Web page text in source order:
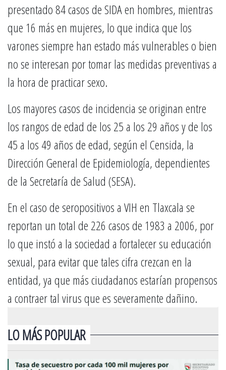
presentado 84 casos de SIDA en hombres, mientras
que 16 más en mujeres, lo que indica que los
varones siempre han estado más vulnerables o bien
no se interesan por tomar las medidas preventivas a
la hora de practicar sexo.
Los mayores casos de incidencia se originan entre
los rangos de edad de los 25 a los 29 años y de los
45 a los 49 años de edad, según el Censida, la
Dirección General de Epidemiología, dependientes
de la Secretaría de Salud (SESA).
En el caso de seropositivos a VIH en Tlaxcala se
reportan un total de 226 casos de 1983 a 2006, por
lo que instó a la sociedad a fortalecer su educación
sexual, para evitar que tales cifra crezcan en la
entidad, ya que más ciudadanos estarían propensos
a contraer tal virus que es severamente dañino.
LO MÁS POPULAR